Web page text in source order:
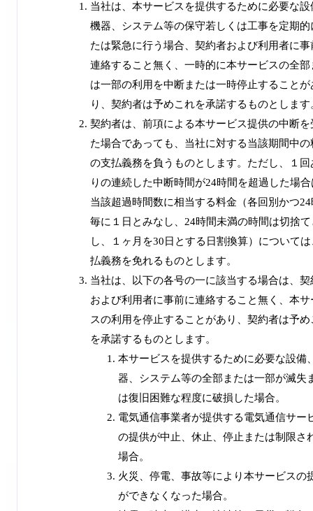
当社は、本サービスを提供するために必要な設
機器、システム等の保守若しくは工事を定期的
たは緊急に行う場合、契約者および利用者に事
連絡すること無く、一時的に本サービスの全部
は一部の利用を中断または一時停止することが
り、契約者は予めこれを承諾するものとします
契約者は、前項による本サービス提供の中断を
た場合であっても、当社に対する当該期間中の
の支払義務を負うものとします。ただし、１回
りの連続した中断時間が24時間を超過した場
当該超過時間数に相当する料金（各回別かつ
毎に１日とみなし、24時間未満の時間は切捨て
し、１ヶ月を30日とする日割換算）について
払義務を免れるものとします。
当社は、以下の各号の一に該当する場合は、契
および利用者に事前に連絡すること無く、本サ
スの利用を停止することがあり、契約者は予め
を承諾するものとします。
本サービスを提供するために必要な設備
器、システム等の全部または一部が滅失
は復旧困難な程度に破損した場合。
電気通信事業者が提供する電気通信サー
の提供が中止、休止、停止または制限さ
場合。
火災、停電、事故等により本サービスの
ができなくなった場合。